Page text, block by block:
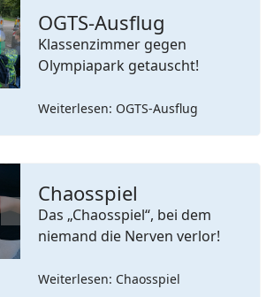
Next
OGTS-Ausflug
Klassenzimmer gegen
Olympiapark getauscht!
Weiterlesen: OGTS-Ausflug
Next
Chaosspiel
Das „Chaosspiel“, bei dem
niemand die Nerven verlor!
Weiterlesen: Chaosspiel